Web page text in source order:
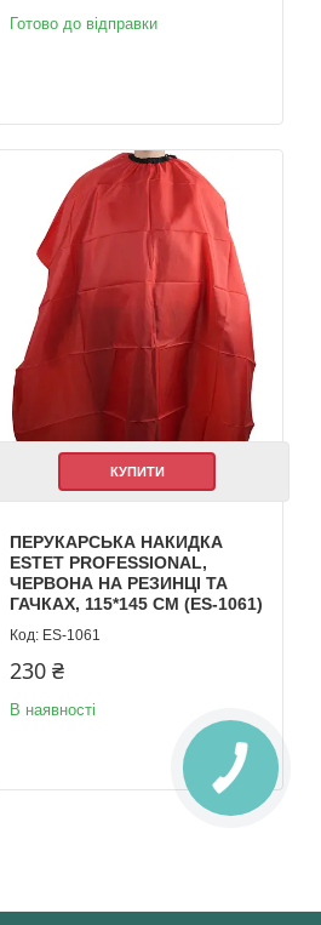
Готово до відправки
КУПИТИ
ПЕРУКАРСЬКА НАКИДКА
ESTET PROFESSIONAL,
ЧЕРВОНА НА РЕЗИНЦІ ТА
ГАЧКАХ, 115*145 СМ (ES-1061)
ES-1061
230 ₴
В наявності